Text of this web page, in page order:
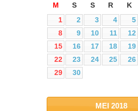
M S S R K
1
2 3 4 5
8
9 10 11 12
15
16 17 18 19
22
23 24 25 26
29
30
MEI 2018